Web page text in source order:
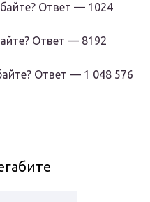
Ответ — 1024
Ответ — 8192
Ответ — 1 048 576